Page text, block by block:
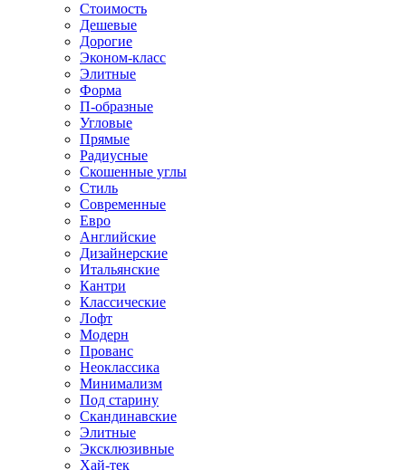
Стоимость
Дешевые
Дорогие
Эконом-класс
Элитные
Форма
П-образные
Угловые
Прямые
Радиусные
Скошенные углы
Стиль
Современные
Евро
Английские
Дизайнерские
Итальянские
Кантри
Классические
Лофт
Модерн
Прованс
Неоклассика
Минимализм
Под старину
Скандинавские
Элитные
Эксклюзивные
Хай-тек